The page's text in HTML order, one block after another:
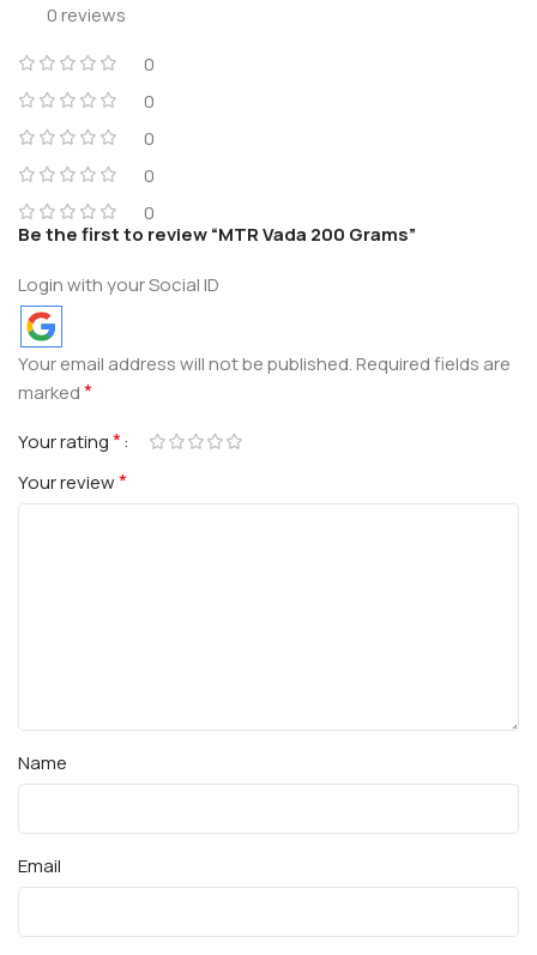
0 reviews
0
0
0
0
0
Be the first to review “MTR Vada 200 Grams”
Login with your Social ID
Your email address will not be published.Required fields are
marked*
Your rating*
Your review*
Name
Email